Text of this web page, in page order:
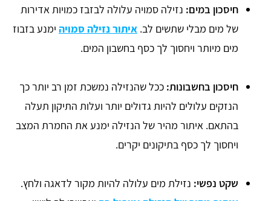
חיסכון במים: נזילה סמויה עלולה לבזבז כמויות אדירות
של מים מבלי שתשים לב. איתור נזילה סמויה ימנע בזבוז
מים מיותר ויחסוך לך כסף בחשבון המים.
חיסכון בחשבונות: ככל שהנזילה נמשכת זמן רב יותר כך
הנזקים עלולים להיות גדולים יותר ועלות התיקון תעלה
בהתאם. איתור מהיר של הנזילה ימנע את החמרת המצב
ויחסוך לך כסף בתיקונים יקרים.
שקט נפשי: נזילת מים עלולה להיות מקור לדאגה ולחץ.